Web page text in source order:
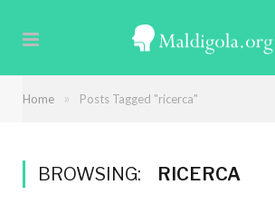
Home » Posts Tagged "ricerca"
BROWSING: RICERCA